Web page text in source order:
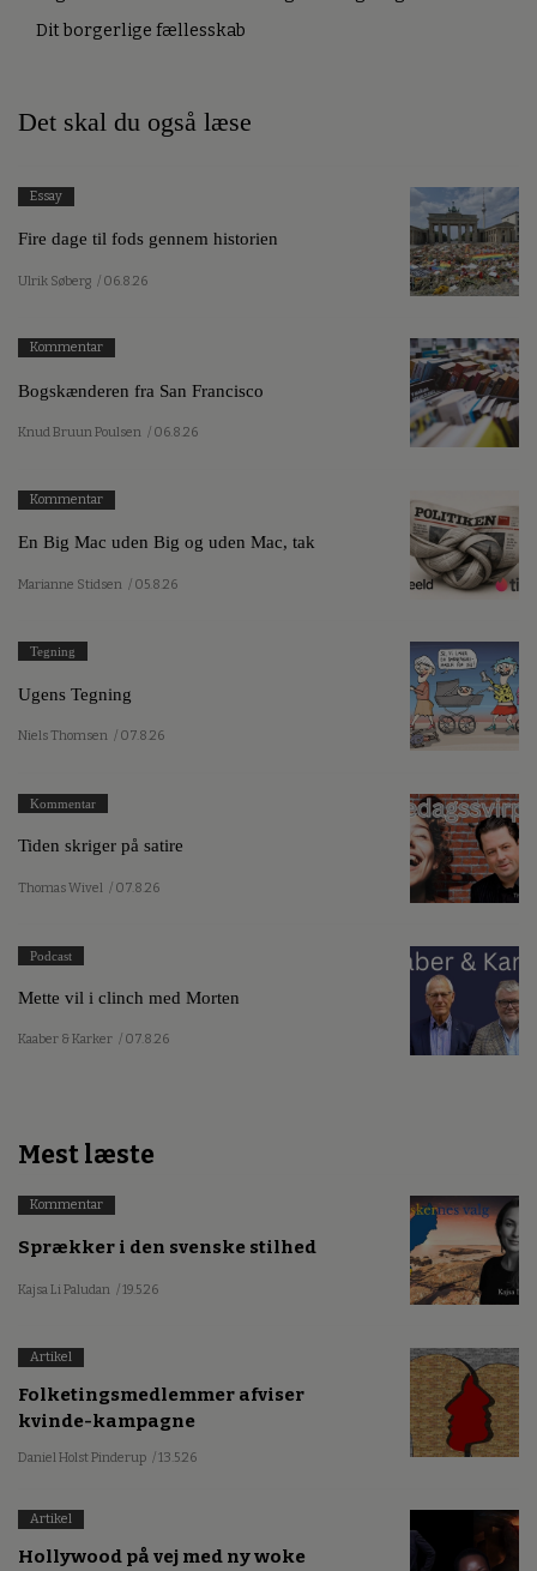
Dit borgerlige fællesskab
Det skal du også læse
Essay
Fire dage til fods gennem historien
Ulrik Søberg / 06.8.26
Kommentar
Bogskænderen fra San Francisco
Knud Bruun Poulsen / 06.8.26
Kommentar
En Big Mac uden Big og uden Mac, tak
Marianne Stidsen / 05.8.26
Tegning
Ugens Tegning
Niels Thomsen / 07.8.26
Kommentar
Tiden skriger på satire
Thomas Wivel / 07.8.26
Podcast
Mette vil i clinch med Morten
Kaaber & Karker / 07.8.26
Mest læste
Kommentar
Sprækker i den svenske stilhed
Kajsa Li Paludan / 19.5.26
Artikel
Folketingsmedlemmer afviser
kvinde-kampagne
Daniel Holst Pinderup / 13.5.26
Artikel
Hollywood på vej med ny woke